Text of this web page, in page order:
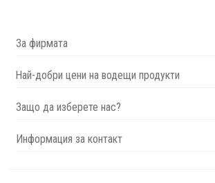
За фирмата
Най-добри цени на водещи продукти
Защо да изберете нас?
Информация за контакт